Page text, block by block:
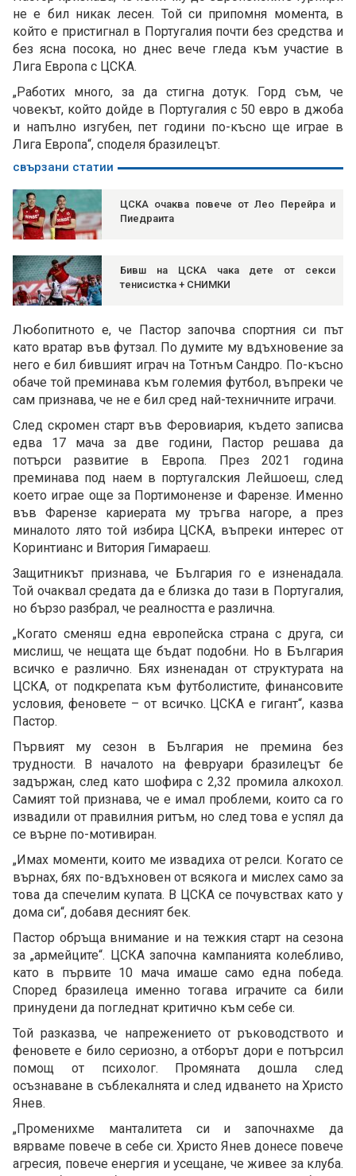
не е бил никак лесен. Той си припомня момента, в
който е пристигнал в Португалия почти без средства и
без ясна посока, но днес вече гледа към участие в
Лига Европа с ЦСКА.
„Работих много, за да стигна дотук. Горд съм, че
човекът, който дойде в Португалия с 50 евро в джоба
и напълно изгубен, пет години по-късно ще играе в
Лига Европа“, споделя бразилецът.
свързани статии
ЦСКА очаква повече от Лео Перейра и
Пиедраита
Бивш на ЦСКА чака дете от секси
тенисистка + СНИМКИ
Любопитното е, че Пастор започва спортния си път
като вратар във футзал. По думите му вдъхновение за
него е бил бившият играч на Тотнъм Сандро. По-късно
обаче той преминава към големия футбол, въпреки че
сам признава, че не е бил сред най-техничните играчи.
След скромен старт във Феровиария, където записва
едва 17 мача за две години, Пастор решава да
потърси развитие в Европа. През 2021 година
преминава под наем в португалския Лейшоеш, след
което играе още за Портимонензе и Фарензе. Именно
във Фарензе кариерата му тръгва нагоре, а през
миналото лято той избира ЦСКА, въпреки интерес от
Коринтианс и Витория Гимараеш.
Защитникът признава, че България го е изненадала.
Той очаквал средата да е близка до тази в Португалия,
но бързо разбрал, че реалността е различна.
„Когато сменяш една европейска страна с друга, си
мислиш, че нещата ще бъдат подобни. Но в България
всичко е различно. Бях изненадан от структурата на
ЦСКА, от подкрепата към футболистите, финансовите
условия, феновете – от всичко. ЦСКА е гигант“, казва
Пастор.
Първият му сезон в България не премина без
трудности. В началото на февруари бразилецът бе
задържан, след като шофира с 2,32 промила алкохол.
Самият той признава, че е имал проблеми, които са го
извадили от правилния ритъм, но след това е успял да
се върне по-мотивиран.
„Имах моменти, които ме извадиха от релси. Когато се
върнах, бях по-вдъхновен от всякога и мислех само за
това да спечелим купата. В ЦСКА се почувствах като у
дома си“, добавя десният бек.
Пастор обръща внимание и на тежкия старт на сезона
за „армейците“. ЦСКА започна кампанията колебливо,
като в първите 10 мача имаше само една победа.
Според бразилеца именно тогава играчите са били
принудени да погледнат критично към себе си.
Той разказва, че напрежението от ръководството и
феновете е било сериозно, а отборът дори е потърсил
помощ от психолог. Промяната дошла след
осъзнаване в съблекалнята и след идването на Христо
Янев.
„Променихме манталитета си и започнахме да
вярваме повече в себе си. Христо Янев донесе повече
агресия, повече енергия и усещане, че живее за клуба.